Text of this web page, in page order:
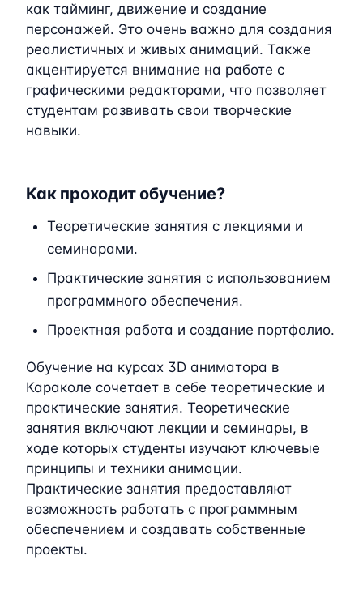
как тайминг, движение и создание
персонажей. Это очень важно для создания
реалистичных и живых анимаций. Также
акцентируется внимание на работе с
графическими редакторами, что позволяет
студентам развивать свои творческие
навыки.
Как проходит обучение?
Теоретические занятия с лекциями и
семинарами.
Практические занятия с использованием
программного обеспечения.
Проектная работа и создание портфолио.
Обучение на курсах 3D аниматора в
Караколе сочетает в себе теоретические и
практические занятия. Теоретические
занятия включают лекции и семинары, в
ходе которых студенты изучают ключевые
принципы и техники анимации.
Практические занятия предоставляют
возможность работать с программным
обеспечением и создавать собственные
проекты.